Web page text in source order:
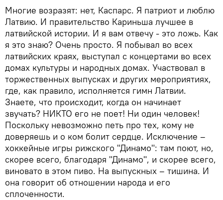
Многие возразят: нет, Каспарс. Я патриот и люблю
Латвию. И правительство Кариньша лучшее в
латвийской истории. И я вам отвечу - это ложь. Как
я это знаю? Очень просто. Я побывал во всех
латвийских краях, выступал с концертами во всех
домах культуры и народных домах. Участвовал в
торжественных выпусках и других мероприятиях,
где, как правило, исполняется гимн Латвии.
Знаете, что происходит, когда он начинает
звучать? НИКТО его не поет! Ни один человек!
Поскольку невозможно петь про тех, кому не
доверяешь и о ком болит сердце. Исключение –
хоккейные игры рижского "Динамо": там поют, но,
скорее всего, благодаря "Динамо", и скорее всего,
виновато в этом пиво. На выпускных – тишина. И
она говорит об отношении народа и его
сплоченности.